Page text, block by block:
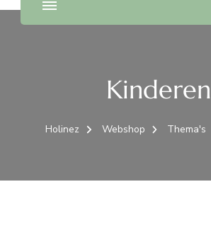
Kinderen
Holinez Webshop Thema's